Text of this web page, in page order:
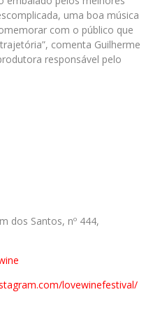
uma boa música
com o público que
comenta Guilherme
responsável pelo
dos Santos, nº 444,
lovewinefestival/